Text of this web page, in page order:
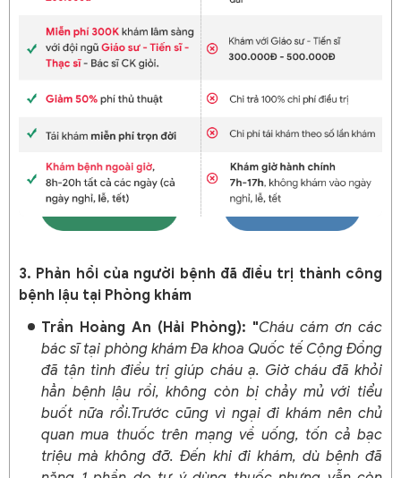
3. Phản hồi của người bệnh đã điều trị thành công
bệnh lậu tại Phòng khám
Trần Hoàng An (Hải Phòng): "Cháu cám ơn các
bác sĩ tại phòng khám Đa khoa Quốc tế Cộng Đồng
đã tận tình điều trị giúp cháu ạ. Giờ cháu đã khỏi
hẳn bệnh lậu rồi, không còn bị chảy mủ với tiểu
buốt nữa rổi.Trước cũng vì ngại đi khám nên chủ
quan mua thuốc trên mạng về uống, tốn cả bạc
triệu mà không đỡ. Đến khi đi khám, dù bệnh đã